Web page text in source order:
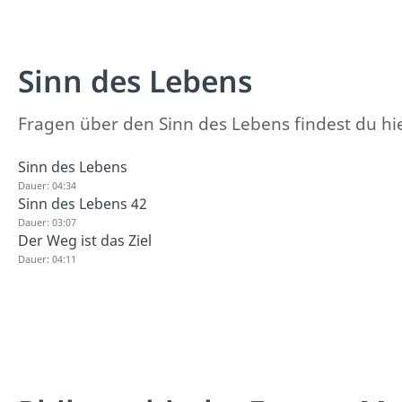
Sinn des Lebens
Fragen über den Sinn des Lebens findest du
Sinn des Lebens
Dauer: 04:34
Sinn des Lebens 42
Dauer: 03:07
Der Weg ist das Ziel
Dauer: 04:11